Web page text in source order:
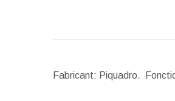
Fabricant: Piquadro.